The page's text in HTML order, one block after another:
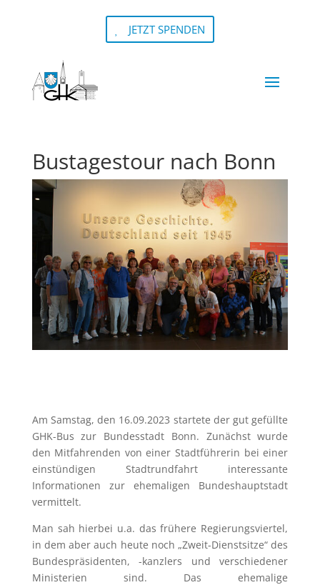
JETZT SPENDEN
Bustagestour nach Bonn
Am Samstag, den 16.09.2023 startete der gut gefüllte
GHK-Bus zur Bundesstadt Bonn. Zunächst wurde
den Mitfahrenden von einer Stadtführerin bei einer
einstündigen Stadtrundfahrt interessante
Informationen zur ehemaligen Bundeshauptstadt
vermittelt.
Man sah hierbei u.a. das frühere Regierungsviertel,
in dem aber auch heute noch „Zweit-Dienstsitze“ des
Bundespräsidenten, -kanzlers und verschiedener
Ministerien sind. Das ehemalige